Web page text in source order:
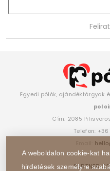
Egyedi pólók, ajándéktárgyak
Cím: 2085
Telefon: +36
PARTNER
A weboldalon cookie-kat
hirdetések személyre